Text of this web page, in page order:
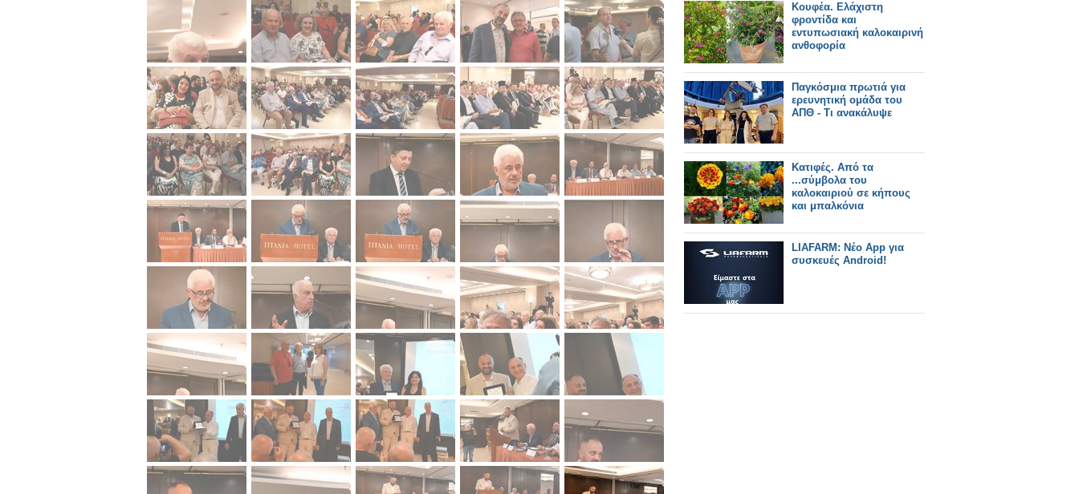
Κουφέα. Ελάχιστη
φροντίδα και
εντυπωσιακή καλοκαιρινή
ανθοφορία
Παγκόσμια πρωτιά για
ερευνητική ομάδα του
ΑΠΘ - Τι ανακάλυψε
Κατιφές. Από τα
...σύμβολα του
καλοκαιριού σε κήπους
και μπαλκόνια
LIAFARM: Νέο App για
συσκευές Android!